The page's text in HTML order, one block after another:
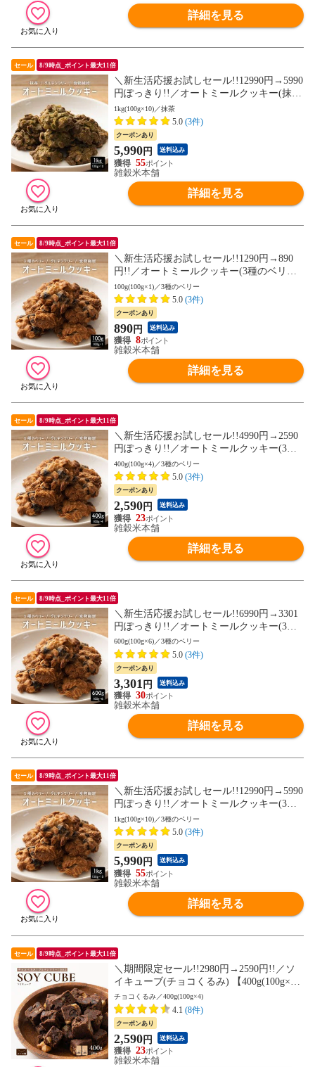
詳細を見る
セール 8/9時点_ポイント最大11倍
＼新生活応援お試しセール!!12990円→5990
円ぽっきり!!／オートミールクッキー(抹
茶) 1kg(100g×10袋)※割れ欠けあり ヘルシ
ー ダイエット スイーツ 訳アリ 食物繊維豊
富 (個包装) お試し【送料無料】
1kg(100g×10)／抹茶
5.0 (3件)
クーポンあり
5,990円 送料込み
55
雑穀米本舗
詳細を見る
セール 8/9時点_ポイント最大11倍
＼新生活応援お試しセール!!1290円→890
円!!／オートミールクッキー(3種のベリー)
100g(100g×1袋)※割れ欠けあり ヘルシー
ダイエット スイーツ 訳アリ 食物繊維豊富
(個包装) お試し【送料無料】
100g(100g×1)／3種のベリー
5.0 (3件)
クーポンあり
890円 送料込み
8
雑穀米本舗
詳細を見る
セール 8/9時点_ポイント最大11倍
＼新生活応援お試しセール!!4990円→2590
円ぽっきり!!／オートミールクッキー(3種
のベリー) 400g(100g×4袋)※割れ欠けあり
ヘルシー ダイエット スイーツ 訳アリ 食物
繊維豊富 (個包装) お試し【送料無料】
400g(100g×4)／3種のベリー
5.0 (3件)
クーポンあり
2,590円 送料込み
23
雑穀米本舗
詳細を見る
セール 8/9時点_ポイント最大11倍
＼新生活応援お試しセール!!6990円→3301
円ぽっきり!!／オートミールクッキー(3種
のベリー) 600g(100g×6袋)※割れ欠けあり
ヘルシー ダイエット スイーツ 訳アリ 食物
繊維豊富 (個包装) お試し【送料無料】
600g(100g×6)／3種のベリー
5.0 (3件)
クーポンあり
3,301 円 送料込み
30
雑穀米本舗
詳細を見る
セール 8/9時点_ポイント最大11倍
＼新生活応援お試しセール!!12990円→5990
円ぽっきり!!／オートミールクッキー(3種
のベリー) 1kg(100g×10袋)※割れ欠けあり
ヘルシー ダイエット スイーツ 訳アリ 食物
繊維豊富 (個包装) お試し【送料無料】
1kg(100g×10)／3種のベリー
5.0 (3件)
クーポンあり
5,990円 送料込み
55
雑穀米本舗
詳細を見る
セール 8/9時点_ポイント最大11倍
＼期間限定セール!!2980円→2590円!!／ソ
イキューブ(チョコくるみ) 【400g(100g×4
袋)】大豆ミート 大豆粉 ナッツ チョコ 小
麦粉不使用 ダイエット たんぱく質たっぷ
り 間食 送料無料 非常食(個包装・チャック
付き) 初めての方おすすめ 当店のイチオシ
チョコくるみ／400g(100g×4)
4.1 (8件)
クーポンあり
2,590円 送料込み
23
雑穀米本舗